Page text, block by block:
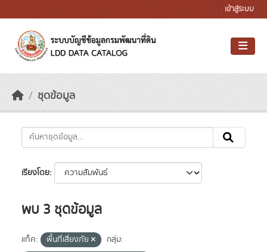
เข้าสู่ระบบ
ชุดข้อมูล
เรียงโดย
พบ 3 ชุดข้อมูล
แท็ค: พื้นที่เสี่ยงภัย
กลุ่ม: